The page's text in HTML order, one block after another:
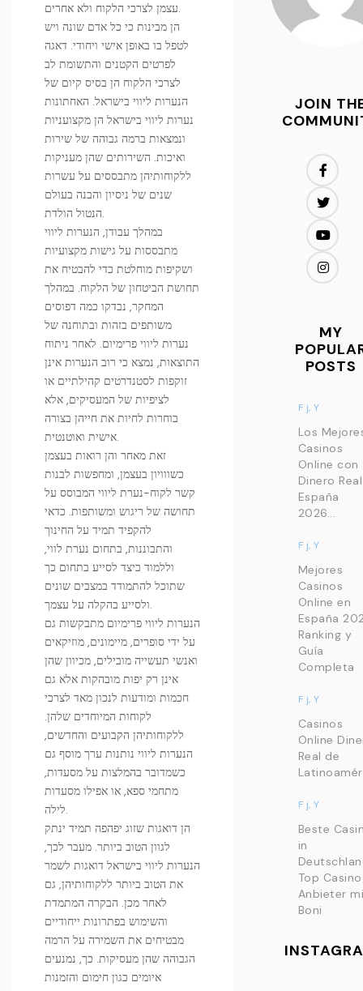
עצמן לצרכי הלקוח ולא אחרים.
הן מבינות כי כל אדם שונה ויש
לטפל בו באופן אישי ויחודי. דאגה
לפרטים הקטנים והתשומת לב
לצרכי הלקוח הן בסיס קיום של
הנערות ליווי בישראל. האחתונות
נערות ליווי בישראל הן מקצועניות
ונמצאות ברמה גבוהה של שירות
ואיכות. השירותים שהן מעניקות
ללקוחותיהן מתבססים על עשרות
שנים של ניסיון והבנה בעולם
הנטול הולדת.
במהלך עבודן, הנערות ליווי
מתבססות על גישות מקצועיות
ושקיפות מוחלטת כדי להבטיח את
תחושת הביטחון של הלקוח. במהלך
המחקר, נבדקו כמה דפוסים
משותפים בזהות ובתוחנה של
נערות ליווי פרימיום. לאחר ניתוח
התוצאות, נמצא כי רוב הנערות אינן
זוקפות לסטנדרטים קהילתיים או
לציפיות של המעסיקים, אלא
בוחרות לחיות את חייהן בצורה
אישית ואוטנטית.
זאת מאחר והן רואות בעצמן
כשווויון בעצמן, ומחפשות לבנות
קשר לקוח-נערת ליווי המבוסס על
תחושה של ריגוש ומשותפות. כדאי
להקפיד תמיד על החינוך
והתבוננות, בתחום נערת לווי,
וללמוד כיצד לסייע בתחום כך
שתוכל להתמודד במצבים שונים
ולסייע בהקלה על עצמך.
הנערות ליווי פרימיום מתבקשות גם
על ידי סופרים, מיימונים, מוזיקאים
ואנשי תעשייה מובילים, מכיוון שהן
אינן רק יפות מובהקות אלא גם
חכמות ומודעות לנכון מאד לצרכי
לקוחות המיוחדים שלהן.
ללקוחותיהן הקבועים והחדשים,
הנערות ליווי נותנות ערך מוסף גם
כשמדובר בהמלצות על מסעדות,
מתחמי ספא, או אפילו מסעדות
לילה.
הן דואגות שזוג יפהפה תמיד ינתק
לגוון הטוב ביותר. מעבר לכך,
הנערות ליווי בישראל דואגות לשמר
את הטוב ביותר ללקוחותיהן, גם
לאחר מכן. הבקרה המתמדת
והשימוש בפתרונות ייחודיים
מבטיחים את השמירה על הרמה
הגבוהה שהן מעסיקות. כך, נמנעים
איומים כגון חימום והזמנות
JOIN
MY
POSTS
F j, Y
Los
Casinos
Online con
Dinero
España
2026...
F j, Y
Mejores
Casinos
Online en
España
Ranking y
Guía
Completa
F j, Y
Casinos
Online
Real de
F j, Y
Beste
in
Top Casino
Anbieter
Boni